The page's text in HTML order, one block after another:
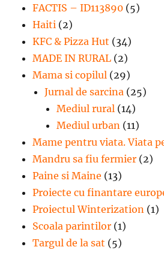
FACTIS – ID113890 (5)
Haiti (2)
KFC & Pizza Hut (34)
MADE IN RURAL (2)
Mama si copilul (29)
Jurnal de sarcina (25)
Mediul rural (14)
Mediul urban (11)
Mame pentru viata. Viata
Mandru sa fiu fermier (2)
Paine si Maine (13)
Proiecte cu finantare
Proiectul Winterization (1)
Scoala parintilor (1)
Targul de la sat (5)